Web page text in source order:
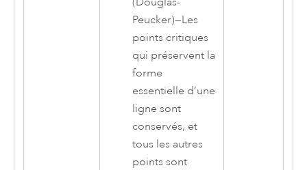
Peucker)—Les
points critiques
qui préservent la
forme
essentielle d’une
ligne sont
conservés, et
tous les autres
points sont